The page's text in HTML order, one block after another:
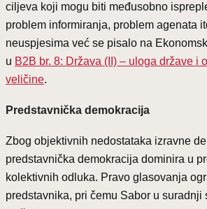
ciljeva koji mogu biti međusobno
problem informiranja, problem agenata
neuspjesima već se pisalo na
u B2B br. 8: Država (II) – uloga države i
veličine.
Predstavnička demokracija
Zbog objektivnih nedostataka izravne
predstavnička demokracija dominira u
kolektivnih odluka. Pravo glasovanja
predstavnika, pri čemu Sabor u suradnji